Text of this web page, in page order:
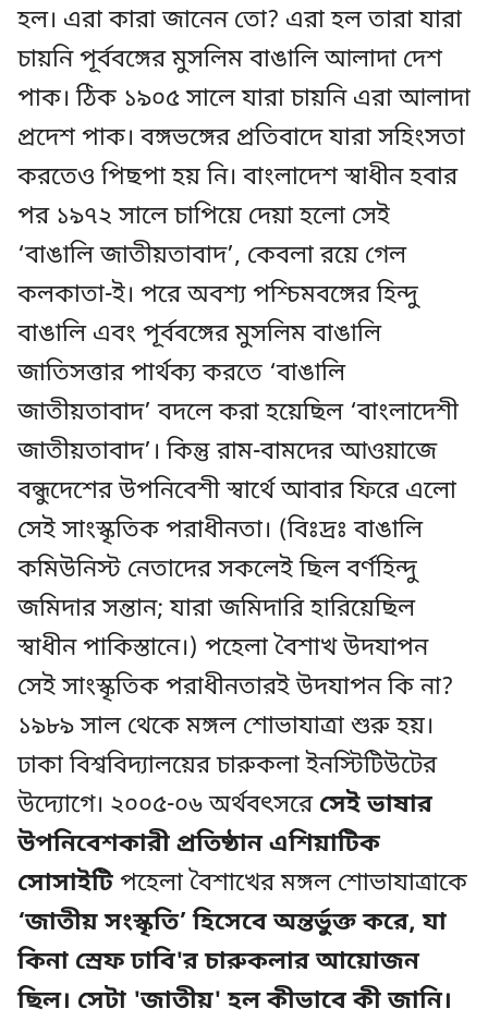
হল। এরা কারা জানেন তো? এরা হল তারা যারা
চায়নি পূর্ববঙ্গের মুসলিম বাঙালি আলাদা দেশ
পাক। ঠিক ১৯০৫ সালে যারা চায়নি এরা আলাদা
প্রদেশ পাক। বঙ্গভঙ্গের প্রতিবাদে যারা সহিংসতা
করতেও পিছপা হয় নি। বাংলাদেশ স্বাধীন হবার
পর ১৯৭২ সালে চাপিয়ে দেয়া হলো সেই
‘বাঙালি জাতীয়তাবাদ’, কেবলা রয়ে গেল
কলকাতা-ই। পরে অবশ্য পশ্চিমবঙ্গের হিন্দু
বাঙালি এবং পূর্ববঙ্গের মুসলিম বাঙালি
জাতিসত্তার পার্থক্য করতে ‘বাঙালি
জাতীয়তাবাদ’ বদলে করা হয়েছিল ‘বাংলাদেশী
জাতীয়তাবাদ’। কিন্তু রাম-বামদের আওয়াজে
বন্ধুদেশের উপনিবেশী স্বার্থে আবার ফিরে এলো
সেই সাংস্কৃতিক পরাধীনতা। (বিঃদ্রঃ বাঙালি
কমিউনিস্ট নেতাদের সকলেই ছিল বর্ণহিন্দু
জমিদার সন্তান; যারা জমিদারি হারিয়েছিল
স্বাধীন পাকিস্তানে।) পহেলা বৈশাখ উদযাপন
সেই সাংস্কৃতিক পরাধীনতারই উদযাপন কি না?
১৯৮৯ সাল থেকে মঙ্গল শোভাযাত্রা শুরু হয়।
ঢাকা বিশ্ববিদ্যালয়ের চারুকলা ইনস্টিটিউটের
উদ্যোগে। ২০০৫-০৬ অর্থবৎসরে সেই ভাষার
উপনিবেশকারী প্রতিষ্ঠান এশিয়াটিক
সোসাইটি পহেলা বৈশাখের মঙ্গল শোভাযাত্রাকে
‘জাতীয় সংস্কৃতি’ হিসেবে অন্তর্ভুক্ত করে, যা
কিনা স্রেফ ঢাবি'র চারুকলার আয়োজন
ছিল। সেটা 'জাতীয়' হল কীভাবে কী জানি।